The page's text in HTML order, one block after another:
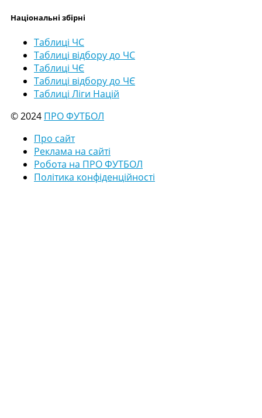
Національні збірні
Таблиці ЧС
Таблиці відбору до ЧС
Таблиці ЧЄ
Таблиці відбору до ЧЄ
Таблиці Ліги Націй
© 2024 ПРО ФУТБОЛ
Про сайт
Реклама на сайті
Робота на ПРО ФУТБОЛ
Політика конфіденційності